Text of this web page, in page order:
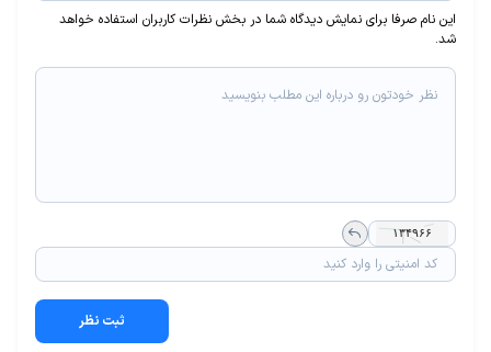
این نام صرفا برای نمایش دیدگاه شما در بخش نظرات کاربران استفاده خواهد
شد.
ثبت نظر